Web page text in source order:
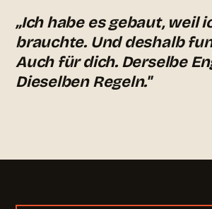
„Ich habe es gebaut, weil
brauchte. Und deshalb
Auch für dich. Derselbe
Dieselben Regeln."